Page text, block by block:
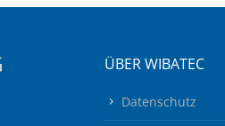
ÜBER WIBATEC
Datenschutz